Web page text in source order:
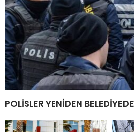
POLİSLER YENİDEN BELEDİYEDE